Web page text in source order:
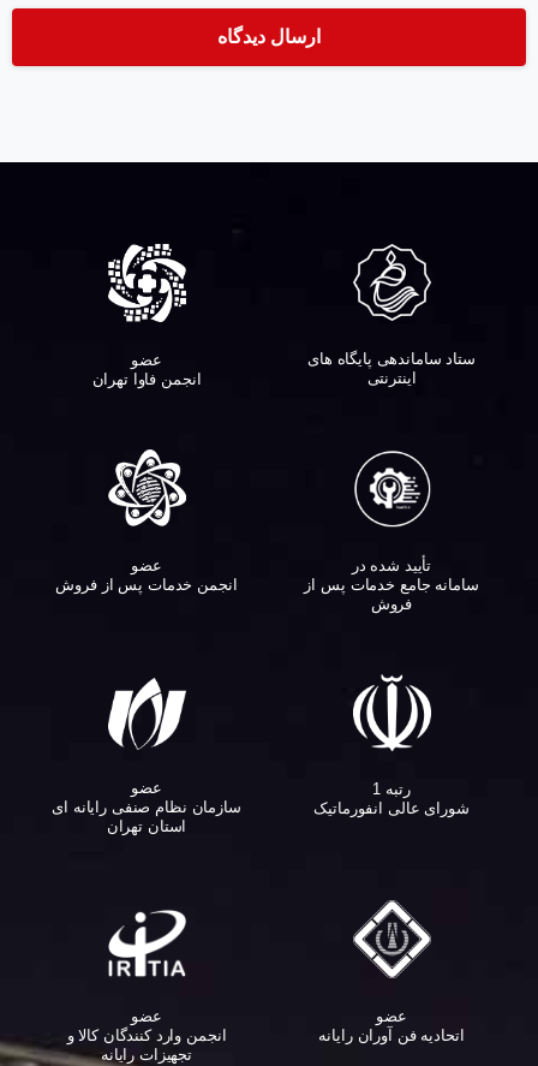
ستاد ساماندهی پایگاه های
اینترنتی
عضو
انجمن فاوا تهران
تأیید شده در
سامانه جامع خدمات پس از
فروش
عضو
انجمن خدمات پس از فروش
رتبه 1
شورای عالی انفورماتیک
عضو
سازمان نظام صنفی رایانه ای
استان تهران
عضو
اتحادیه فن آوران رایانه
عضو
انجمن وارد کنندگان کالا و
تجهیزات رایانه‌